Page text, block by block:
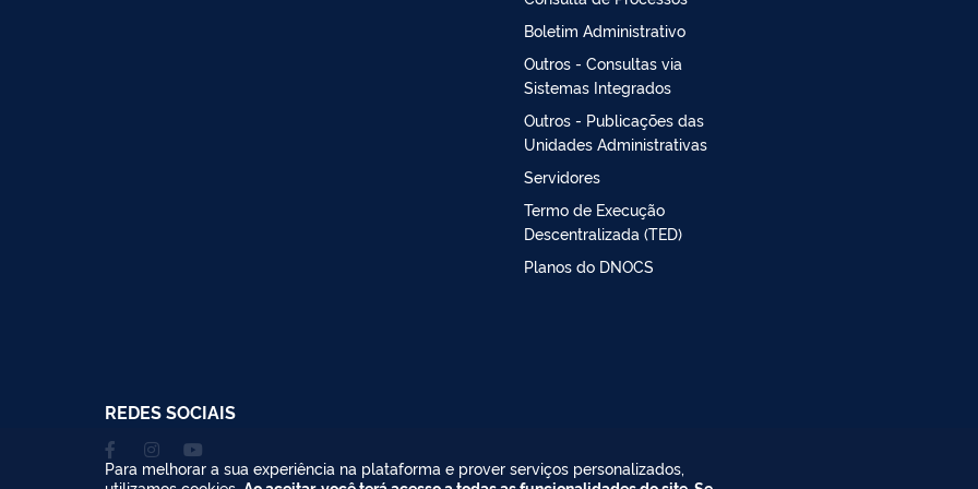
Boletim Administrativo
Outros - Consultas via
Sistemas Integrados
Outros - Publicações das
Unidades Administrativas
Servidores
Termo de Execução
Descentralizada (TED)
Planos do DNOCS
REDES SOCIAIS
Para melhorar a sua experiência na plataforma e prover serviços personalizados,